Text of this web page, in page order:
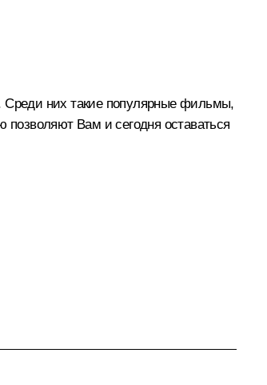
Среди них такие популярные фильмы,
позволяют Вам и сегодня оставаться